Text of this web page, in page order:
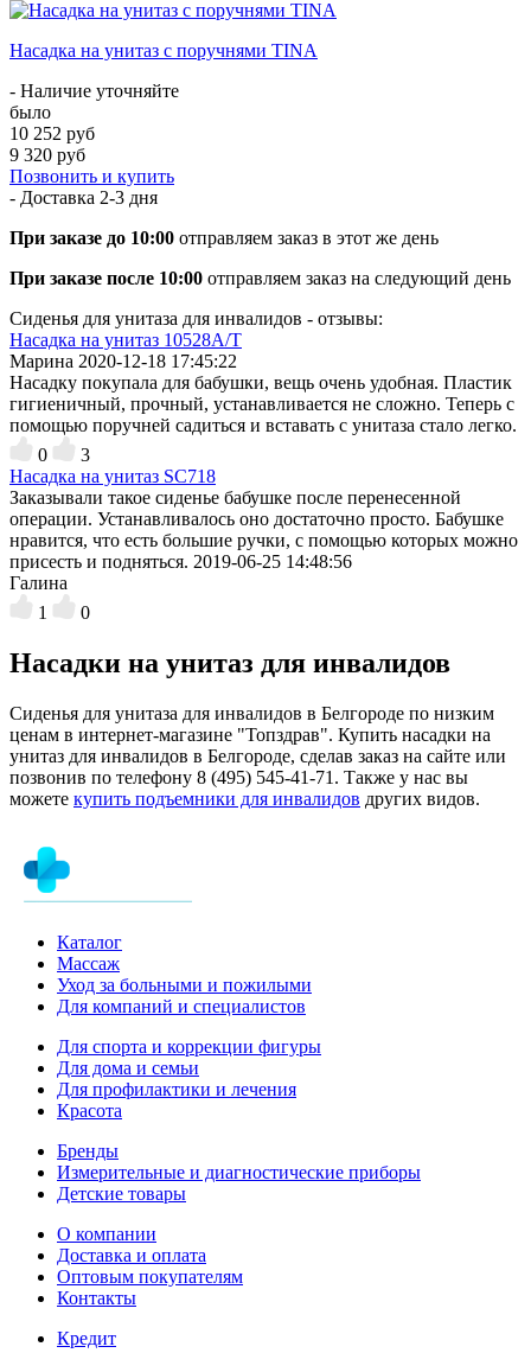
Насадка на унитаз с поручнями TINA
- Наличие уточняйте
было
10 252 руб
9 320 руб
Позвонить и купить
- Доставка 2-3 дня
При заказе до 10:00 отправляем заказ в этот же день
При заказе после 10:00 отправляем заказ на следующий день
Сиденья для унитаза для инвалидов - отзывы:
Насадка на унитаз 10528А/T
Марина 2020-12-18 17:45:22
Насадку покупала для бабушки, вещь очень удобная. Пластик
гигиеничный, прочный, устанавливается не сложно. Теперь с
помощью поручней садиться и вставать с унитаза стало легко.
0
3
Насадка на унитаз SC718
Заказывали такое сиденье бабушке после перенесенной
операции. Устанавливалось оно достаточно просто. Бабушке
нравится, что есть большие ручки, с помощью которых можно
присесть и подняться. 2019-06-25 14:48:56
Галина
1
0
Насадки на унитаз для инвалидов
Сиденья для унитаза для инвалидов в Белгороде по низким
ценам в интернет-магазине "Топздрав". Купить насадки на
унитаз для инвалидов в Белгороде, сделав заказ на сайте или
позвонив по телефону 8 (495) 545-41-71. Также у нас вы
можете купить подъемники для инвалидов других видов.
Каталог
Массаж
Уход за больными и пожилыми
Для компаний и специалистов
Для спорта и коррекции фигуры
Для дома и семьи
Для профилактики и лечения
Красота
Бренды
Измерительные и диагностические приборы
Детские товары
О компании
Доставка и оплата
Оптовым покупателям
Контакты
Кредит